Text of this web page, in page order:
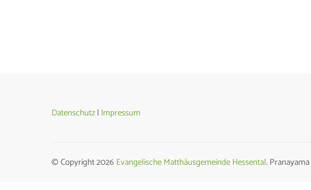
Datenschutz| Impressum
© Copyright 2026 Evangelische Matthäusgemeinde Hessental.